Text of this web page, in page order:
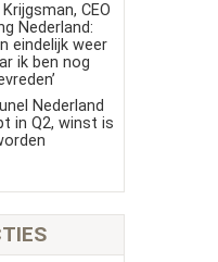
CEO
Nederland:
eindelijk weer
ik ben nog
Nederland
in Q2, winst is